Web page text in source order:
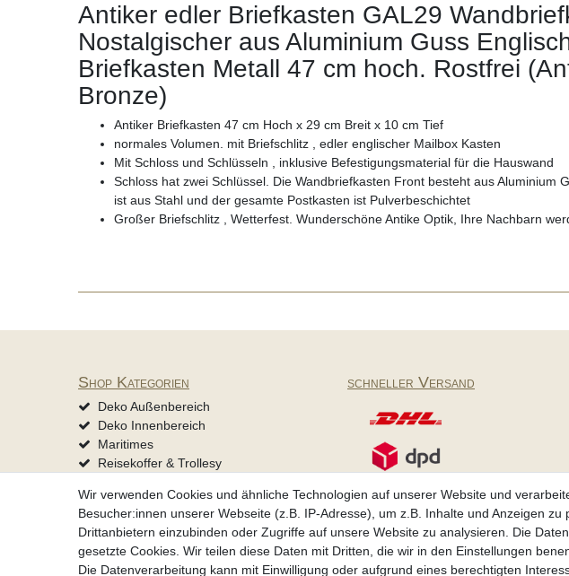
Antiker edler Briefkasten GAL29
Nostalgischer aus Aluminium Guss
Briefkasten Metall 47 cm hoch. Rostfrei
Bronze)
Antiker Briefkasten 47 cm Hoch x 29 cm Breit x 10 cm Tief
normales Volumen. mit Briefschlitz , edler englischer Mailbox Kasten
Mit Schloss und Schlüsseln , inklusive Befestigungsmaterial für die Hauswand
Schloss hat zwei Schlüssel. Die Wandbriefkasten Front besteht aus Aluminium
ist aus Stahl und der gesamte Postkasten ist Pulverbeschichtet
Großer Briefschlitz , Wetterfest. Wunderschöne Antike Optik, Ihre Nachbarn
Shop Kategorien
Deko Außenbereich
Deko Innenbereich
Maritimes
Reisekoffer & Trollesy
Tierbedarf
schneller Versand
Impressum Daten­schutz­erklärung AGB
Wir verwenden Cookies und ähnliche Technologien auf unserer Website und
Besucher:innen unserer Webseite (z.B. IP-Adresse), um z.B. Inhalte und Anzeigen zu
Drittanbietern einzubinden oder Zugriffe auf unsere Website zu analysieren. Die
gesetzte Cookies. Wir teilen diese Daten mit Dritten, die wir in den Einstellungen
Die Datenverarbeitung kann mit Einwilligung oder aufgrund eines berechtigten